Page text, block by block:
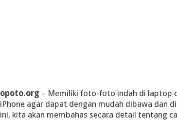
opoto.org – Memiliki foto-foto indah di laptop
iPhone agar dapat dengan mudah dibawa dan
ini, kita akan membahas secara detail tentang